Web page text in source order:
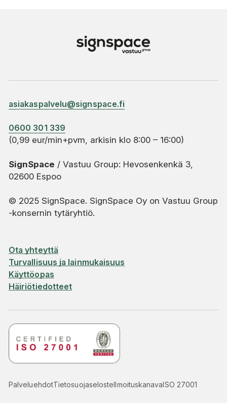
asiakaspalvelu@signspace.fi
0600 301 339
(0,99 eur/min+pvm, arkisin klo 8:00 – 16:00)
SignSpace / Vastuu Group: Hevosenkenkä 3,
02600 Espoo
© 2025 SignSpace. SignSpace Oy on Vastuu Group
-konsernin tytäryhtiö.
Ota yhteyttä
Turvallisuus ja lainmukaisuus
Käyttöopas
Häiriötiedotteet
PalveluehdotTietosuojaselosteIlmoituskanavaISO 27001